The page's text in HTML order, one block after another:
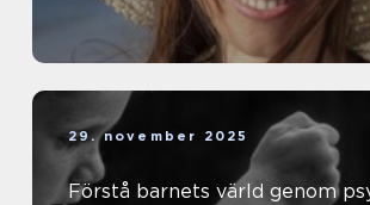
29. november 2025
Förstå barnets värld genom